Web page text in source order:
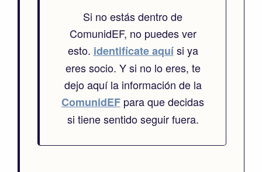
Si no estás dentro de
ComunidEF, no puedes ver
esto. identifícate aquísi ya
eres socio. Y si no lo eres, te
dejo aquí la información de la
ComunidEF para que decidas
si tiene sentido seguir fuera.